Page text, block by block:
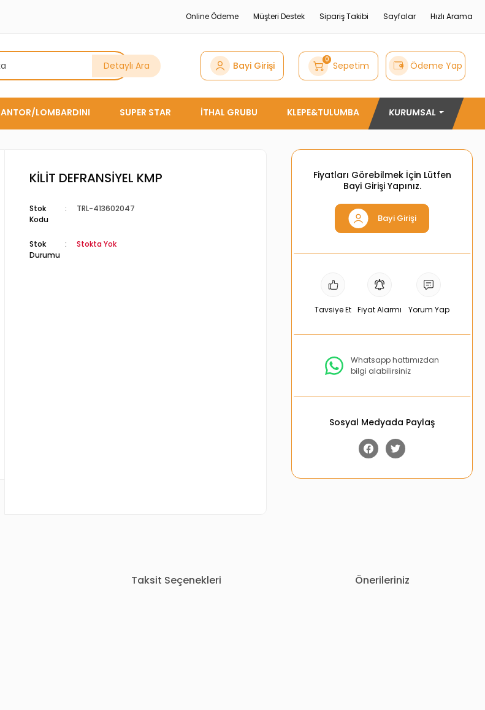
Online Ödeme Müşteri Destek Sipariş Takibi Sayfalar Hızlı Arama
Detaylı Ara Bayi Girişi 0 Sepetim Ödeme Yap
ANTOR/LOMBARDINI SUPER STAR İTHAL GRUBU KLEPE&TULUMBA KURUMSAL
KİLİT DEFRANSİYEL KMP
Stok
Kodu
TRL-413602047
Stok
Durumu
Stokta Yok
Fiyatları Görebilmek İçin Lütfen
Bayi Girişi Yapınız.
Bayi Girişi
Tavsiye Et Fiyat Alarmı Yorum Yap
Whatsapp hattımızdan
bilgi alabilirsiniz
Sosyal Medyada Paylaş
Taksit Seçenekleri Önerileriniz